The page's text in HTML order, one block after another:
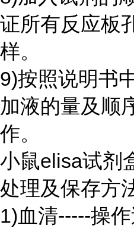
证所有反应板
样。
9)按照说明书
加液的量及顺
作。
小鼠elisa试剂
处理及保存方
1)血清-----操